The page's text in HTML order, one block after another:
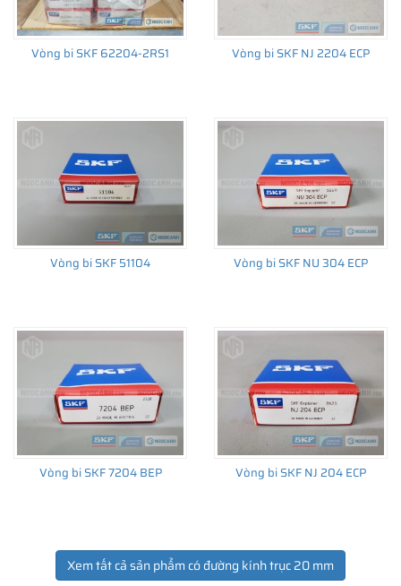
Vòng bi SKF chính hãng, Những lưu ý cơ bản trước khi mua hàng
Xuất xứ vòng bi SKF chính hãng ở đâu?
Chất lượng vòng bi SKF chính hãng
Vòng bi SKF 62204-2RS1 Vòng bi SKF NJ 2204 ECP
Vòng bi SKF 51104 Vòng bi SKF NU 304 ECP
Vòng bi SKF 7204 BEP Vòng bi SKF NJ 204 ECP
Xem tất cả sản phẩm có đường kính trục 20 mm